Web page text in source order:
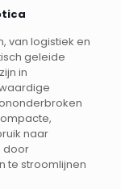
van logistiek en
geleide
in
naar
door
te stroomlijnen